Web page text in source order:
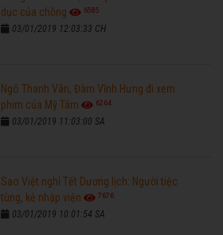
dục của chồng
6585
03/01/2019 12:03:33 CH
Ngô Thanh Vân, Đàm Vĩnh Hưng đi xem
phim của Mỹ Tâm
6264
03/01/2019 11:03:00 SA
Sao Việt nghỉ Tết Dương lịch: Người tiệc
tùng, kẻ nhập viện
7676
03/01/2019 10:01:54 SA